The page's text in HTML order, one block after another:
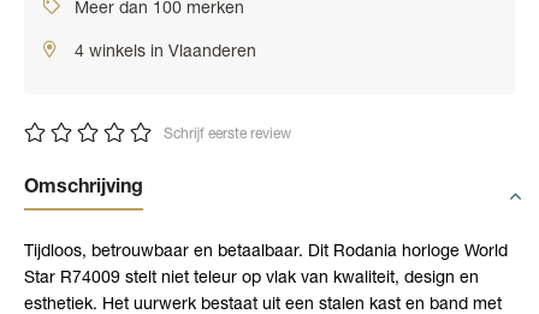
Meer dan 100 merken
4 winkels in Vlaanderen
Schrijf eerste review
Omschrijving
Tijdloos, betrouwbaar en betaalbaar. Dit Rodania horloge World
Star R74009 stelt niet teleur op vlak van kwaliteit, design en
esthetiek. Het uurwerk bestaat uit een stalen kast en band met